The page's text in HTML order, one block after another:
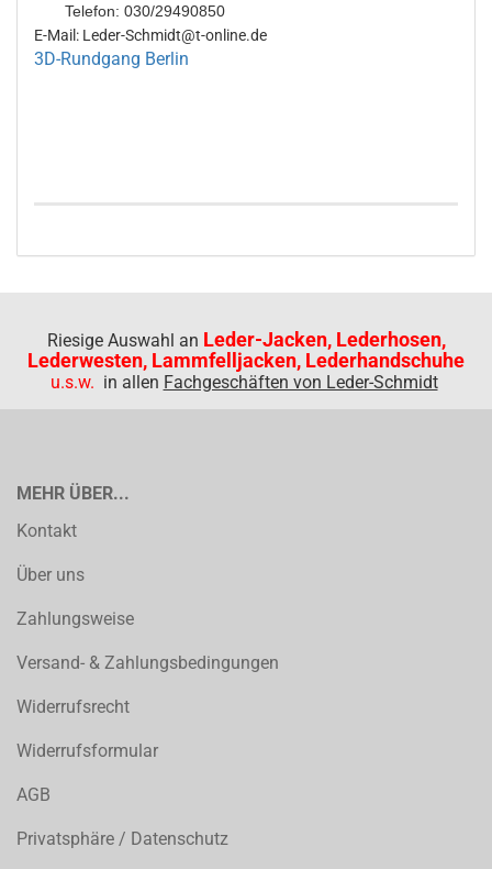
Telefon: 030/29490850
E-Mail: Leder-Schmidt@t-online.de
3D-Rundgang Berlin
Riesige Auswahl an Leder-Jacken, Lederhosen,
Lederwesten, Lammfelljacken, Lederhandschuhe
u.s.w. in allen Fachgeschäften von Leder-Schmidt
MEHR ÜBER...
Kontakt
Über uns
Zahlungsweise
Versand- & Zahlungsbedingungen
Widerrufsrecht
Widerrufsformular
AGB
Privatsphäre / Datenschutz